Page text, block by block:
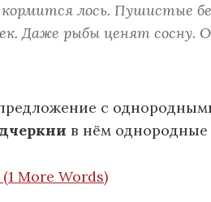
кормится лось. Пушистые
Даже рыбы ценят сосну.
с
в нём однородные
More Words)